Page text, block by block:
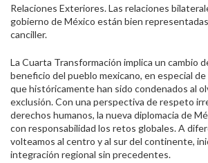
Relaciones Exteriores. Las relaciones
gobierno de México están bien
canciller.
La Cuarta Transformación implica un cambio
beneficio del pueblo mexicano, en especial
que históricamente han sido condenados al
exclusión. Con una perspectiva de respeto
derechos humanos, la nueva diplomacia de
con responsabilidad los retos globales. A
volteamos al centro y al sur del continente,
integración regional sin precedentes.